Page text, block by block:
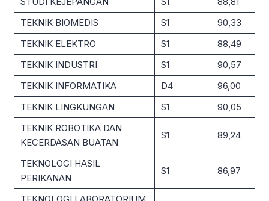
TEKNIK BIOMEDIS
S1
90,33
TEKNIK ELEKTRO
S1
88,49
TEKNIK INDUSTRI
S1
90,57
TEKNIK INFORMATIKA
D4
96,00
TEKNIK LINGKUNGAN
S1
90,05
TEKNIK ROBOTIKA DAN
KECERDASAN BUATAN
S1 89,24
TEKNOLOGI HASIL
PERIKANAN
S1 86,97